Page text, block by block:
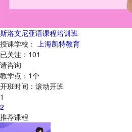
斯洛文尼亚语课程培训班
授课学校：
上海凯特教育
已关注： 101
请咨询
教学点： 1个
开班时间： 滚动开班
1
2
推荐课程